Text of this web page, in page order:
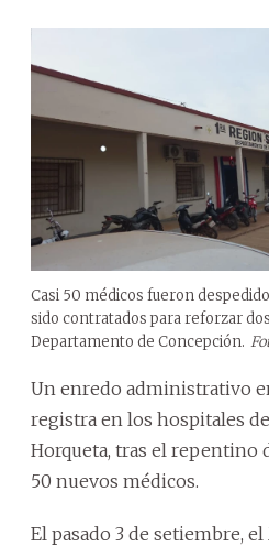
Casi 50 médicos fueron
sido contratados para reforzar
Departamento de Concepción.
Un enredo administrativo
registra en los hospitales
Horqueta, tras el repentino
50 nuevos médicos.
El pasado 3 de setiembre,